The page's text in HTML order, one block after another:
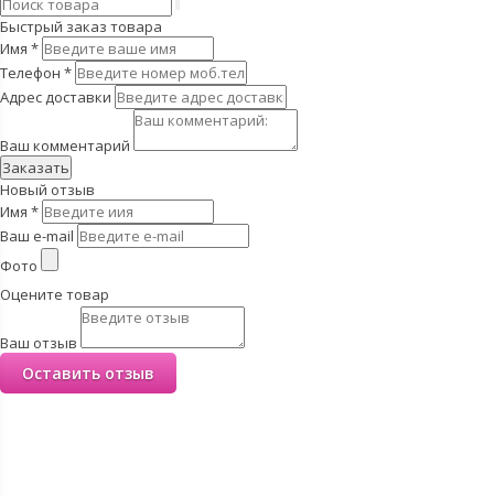
Быстрый заказ товара
Имя *
Телефон *
Адрес доставки
Ваш комментарий
Заказать
Новый отзыв
Имя *
Ваш e-mail
Фото
Оцените товар
Ваш отзыв